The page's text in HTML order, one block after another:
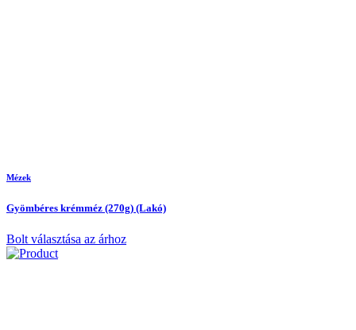
Mézek
Gyömbéres krémméz (270g) (Lakó)
Bolt választása az árhoz